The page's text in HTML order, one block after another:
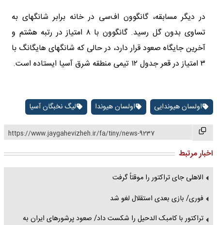
در دیگر مسابقه، گانگوون اف‌سی در خانه برابر شانگهای به
تساوی بدون گل رسید. گانگوون با ۸ امتیاز در رتبه هشتم و
آخرین جایگاه صعود قرار دارد، در حالی که شانگهای هایگانگ با
۳ امتیاز در قعر جدول ۱۲ تیمی منطقه شرق آسیا ایستاده است.
اولسان هیوندایی اولسان هیوندا لیگ نخبگان آسیا
https://www.jaygahevizheh.ir/fa/tiny/news-9237
اخبار مرتبط
الاهلی جای تراکتور را موقتاً گرفت
فوری/ بازی بعدی استقلال لغو شد
تراکتور با کامبک الدحیل را شکست داد/ صعود پرشورهای ایران به